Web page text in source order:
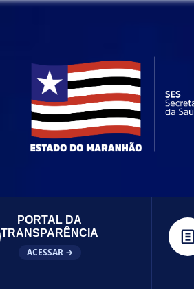
PORTAL DA
TRANSPARÊNCIA
ACESSAR →